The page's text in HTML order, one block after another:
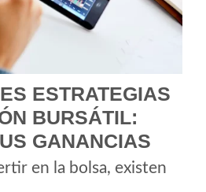
ESTRATEGIAS
BURSÁTIL:
GANANCIAS
en la bolsa, existen